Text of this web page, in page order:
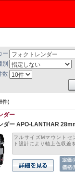
ー
別
数
件)
ダー
ダー APO-LANTHAR
フルサイズMマウントセ
ト設計により軸上色収差